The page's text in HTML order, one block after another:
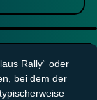
Rally“ oder
bei dem der